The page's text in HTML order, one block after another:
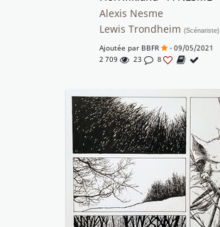
Alexis Nesme
Lewis Trondheim (Scénariste)
Ajoutée par BBFR
- 09/05/2021
2 709
23 8